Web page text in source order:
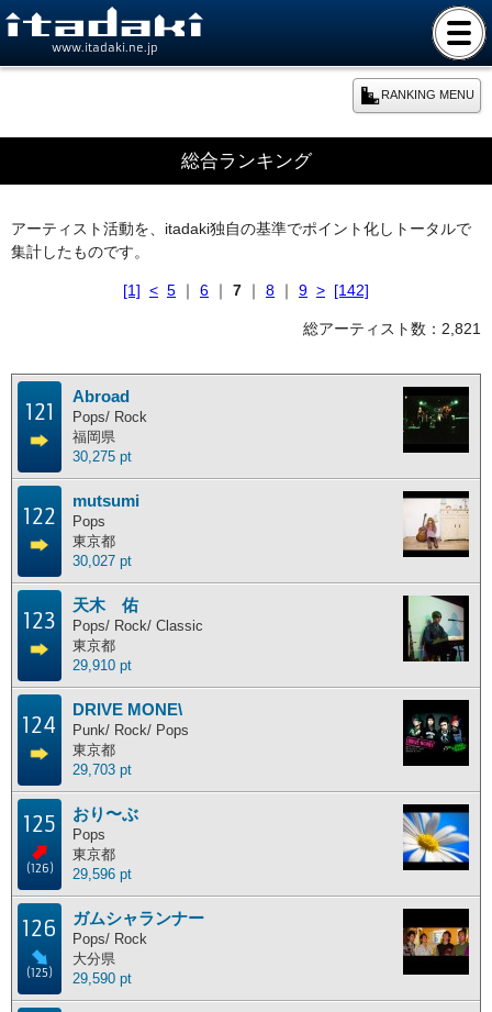
www.itadaki.ne.jp
RANKING MENU
本日のランキング
年間ランキング
主な活動地別に分けたランキングです。
北海道
近畿地方 九州地方
海外
総合ランキング
アーティスト活動を、itadaki独自の基準でポイント化しトータルで
集計したものです。
[1] < 5 ｜ 6 ｜ 7 ｜ 8 ｜ 9 > [142]
総アーティスト数：2,821
121
Abroad
Pops/ Rock
福岡県
30,275 pt
122
mutsumi
Pops
東京都
30,027 pt
123
天木 佑
Pops/ Rock/ Classic
東京都
29,910 pt
124
DRIVE MONE\
Punk/ Rock/ Pops
東京都
29,703 pt
125
(126)
おり〜ぶ
Pops
東京都
29,596 pt
126
(125)
ガムシャランナー
Pops/ Rock
大分県
29,590 pt